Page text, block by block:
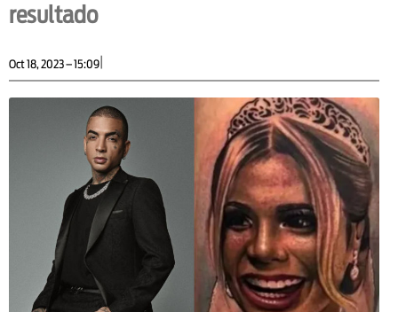
resultado
Oct 18, 2023 – 15:09|